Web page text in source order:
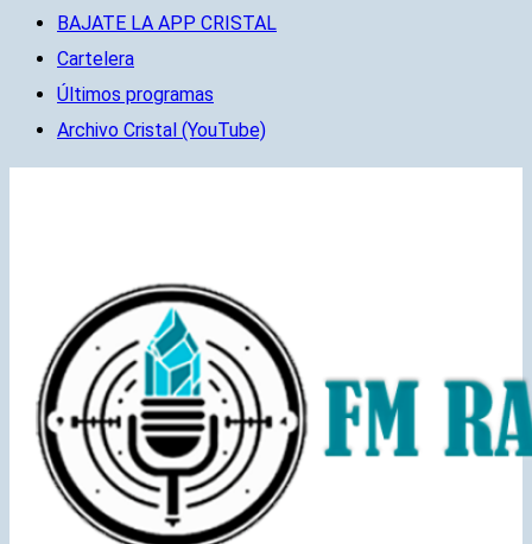
BAJATE LA APP CRISTAL
Cartelera
Últimos programas
Archivo Cristal (YouTube)